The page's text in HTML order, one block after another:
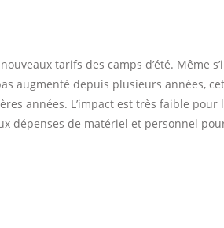
tarifs des camps d’été. Même
augmenté depuis plusieurs années,
années. L’impact est très faible
dépenses de matériel et personnel